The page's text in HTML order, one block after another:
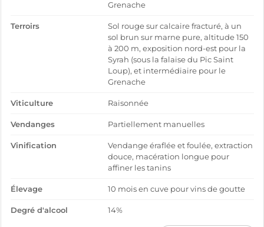
Grenache
Terroirs
Sol rouge sur calcaire fracturé, à un
sol brun sur marne pure, altitude 150
à 200 m, exposition nord-est pour la
Syrah (sous la falaise du Pic Saint
Loup), et intermédiaire pour le
Grenache
Viticulture Raisonnée
Vendanges Partiellement manuelles
Vinification
Vendange éraflée et foulée, extraction
douce, macération longue pour
affiner les tanins
Élevage 10 mois en cuve pour vins de goutte
Degré d'alcool 14%